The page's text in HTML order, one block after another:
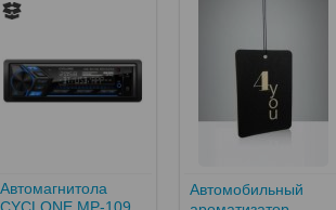
Автомагнитола
CYCLONE MP-1093
Автомобильный